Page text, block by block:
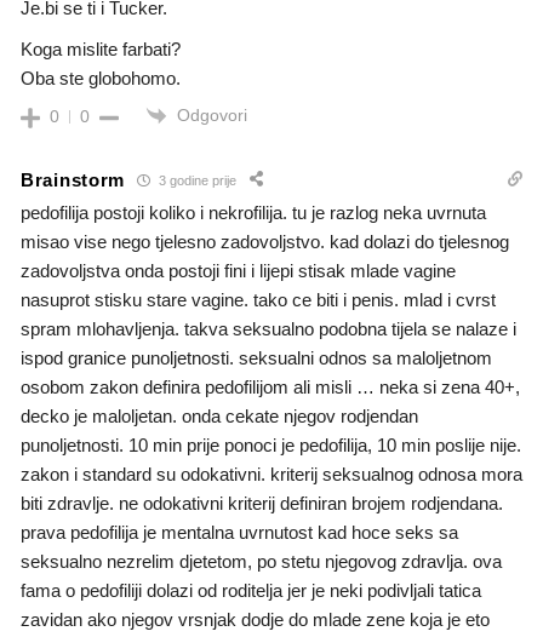
Je.bi se ti i Tucker.
Koga mislite farbati?
Oba ste globohomo.
0 0 Odgovori
Brainstorm 3 godine prije
pedofilija postoji koliko i nekrofilija. tu je razlog neka uvrnuta
misao vise nego tjelesno zadovoljstvo. kad dolazi do tjelesnog
zadovoljstva onda postoji fini i lijepi stisak mlade vagine
nasuprot stisku stare vagine. tako ce biti i penis. mlad i cvrst
spram mlohavljenja. takva seksualno podobna tijela se nalaze i
ispod granice punoljetnosti. seksualni odnos sa maloljetnom
osobom zakon definira pedofilijom ali misli … neka si zena 40+,
decko je maloljetan. onda cekate njegov rodjendan
punoljetnosti. 10 min prije ponoci je pedofilija, 10 min poslije nije.
zakon i standard su odokativni. kriterij seksualnog odnosa mora
biti zdravlje. ne odokativni kriterij definiran brojem rodjendana.
prava pedofilija je mentalna uvrnutost kad hoce seks sa
seksualno nezrelim djetetom, po stetu njegovog zdravlja. ova
fama o pedofiliji dolazi od roditelja jer je neki podivljali tatica
zavidan ako njegov vrsnjak dodje do mlade zene koja je eto